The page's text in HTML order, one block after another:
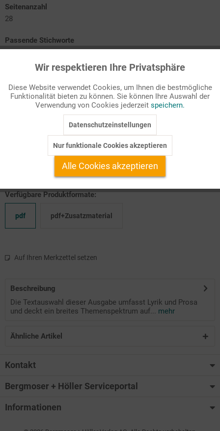
Seitenanzahl
28
Passende Stichworte
Sachthemen
Ignoranz, Panik und Fake News
Schrecken und Elend
Kampf und Zusammenhalt
Trauer und Bewältigung
Unterrichtsverlauf; Wochenplan; Klassenarbeiten
Seuchen im Spiegel der Literatur mit Lyrik und Prosa aus
unterschiedlichen Jahrhunderten
Verfügbare Produktformate:
pdf pdf+Zusatzmaterial
Auf Ihren Merkzettel setzen
Beschreibung
Die Textauswahl dieser Ausgabe umfasst Lyrik und Prosa
und deckt ein breites Themenspektrum auf... mehr
Ähnliche Artikel
Kontakt
Bergmoser + Höller Serviceportal
Informationen
Funktionale Aktiv
Marketing Inaktiv
Inaktiv
Wir respektieren Ihre Privatsphäre
Diese Website verwendet Cookies, um Ihnen die bestmögliche
Funktionalität bieten zu können. Sie können Ihre Auswahl der
Verwendung von Cookies jederzeit speichern.
Datenschutzeinstellungen
Nur funktionale Cookies akzeptieren
Alle Cookies akzeptieren